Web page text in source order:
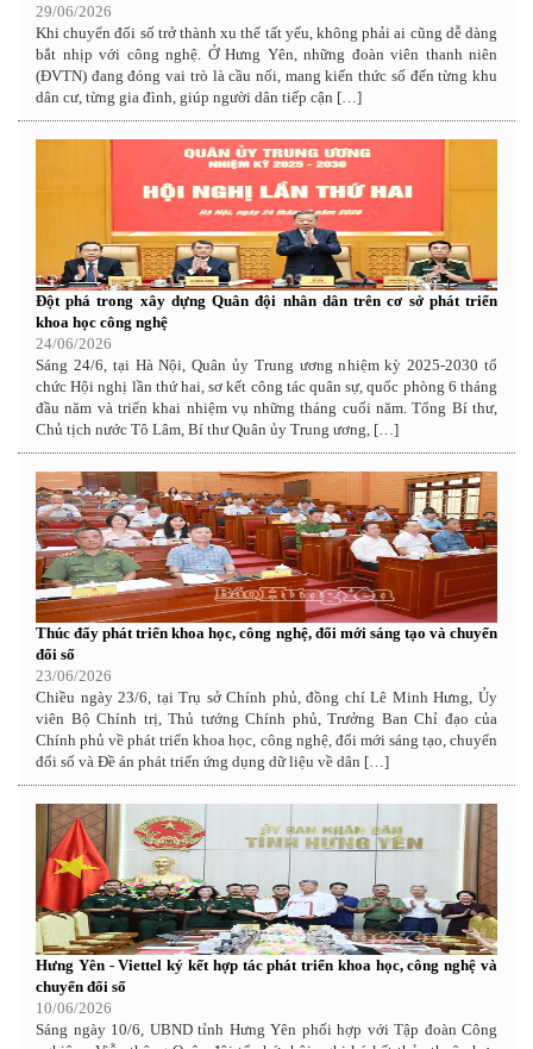
29/06/2026
Khi chuyển đổi số trở thành xu thế tất yếu, không phải ai cũng dễ dàng
bắt nhịp với công nghệ. Ở Hưng Yên, những đoàn viên thanh niên
(ĐVTN) đang đóng vai trò là cầu nối, mang kiến thức số đến từng khu
dân cư, từng gia đình, giúp người dân tiếp cận […]
Đột phá trong xây dựng Quân đội nhân dân trên cơ sở phát triển
khoa học công nghệ
24/06/2026
Sáng 24/6, tại Hà Nội, Quân ủy Trung ương nhiệm kỳ 2025-2030 tổ
chức Hội nghị lần thứ hai, sơ kết công tác quân sự, quốc phòng 6 tháng
đầu năm và triển khai nhiệm vụ những tháng cuối năm. Tổng Bí thư,
Chủ tịch nước Tô Lâm, Bí thư Quân ủy Trung ương, […]
Thúc đẩy phát triển khoa học, công nghệ, đổi mới sáng tạo và chuyển
đổi số
23/06/2026
Chiều ngày 23/6, tại Trụ sở Chính phủ, đồng chí Lê Minh Hưng, Ủy
viên Bộ Chính trị, Thủ tướng Chính phủ, Trưởng Ban Chỉ đạo của
Chính phủ về phát triển khoa học, công nghệ, đổi mới sáng tạo, chuyển
đổi số và Đề án phát triển ứng dụng dữ liệu về dân […]
Hưng Yên - Viettel ký kết hợp tác phát triển khoa học, công nghệ và
chuyển đổi số
10/06/2026
Sáng ngày 10/6, UBND tỉnh Hưng Yên phối hợp với Tập đoàn Công